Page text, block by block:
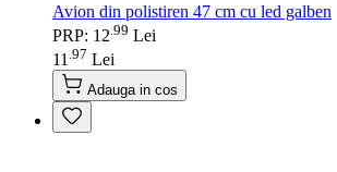
Avion din polistiren 47 cm cu led galben
PRP: 12 99 Lei
11 97 Lei
Adauga in cos